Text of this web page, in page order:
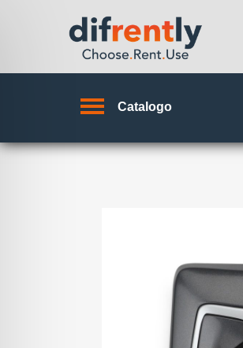
Catalogo